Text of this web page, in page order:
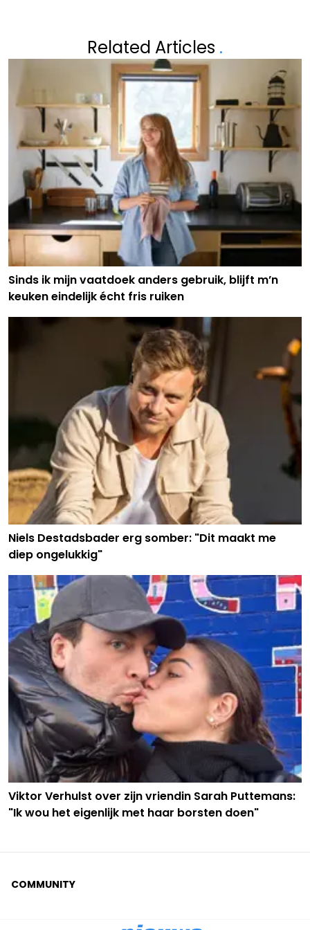
Related Articles .
Sinds ik mijn vaatdoek anders gebruik, blijft m’n
keuken eindelijk écht fris ruiken
Niels Destadsbader erg somber: "Dit maakt me
diep ongelukkig"
Viktor Verhulst over zijn vriendin Sarah Puttemans:
"Ik wou het eigenlijk met haar borsten doen"
COMMUNITY